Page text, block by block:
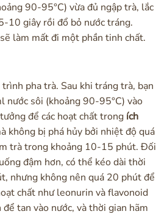
90-95°C) vừa đủ ngập trà, lắc
10 giây rồi đổ bỏ nước tráng.
làm mất đi một phần tinh chất.
pha trà. Sau khi tráng trà, bạn
sôi (khoảng 90-95°C) vào
để các hoạt chất trong ích
không bị phá hủy bởi nhiệt độ quá
trà trong khoảng 10-15 phút. Đối
đậm hơn, có thể kéo dài thời
nhưng không nên quá 20 phút để
chất như leonurin và flavonoid
tan vào nước, và thời gian hãm